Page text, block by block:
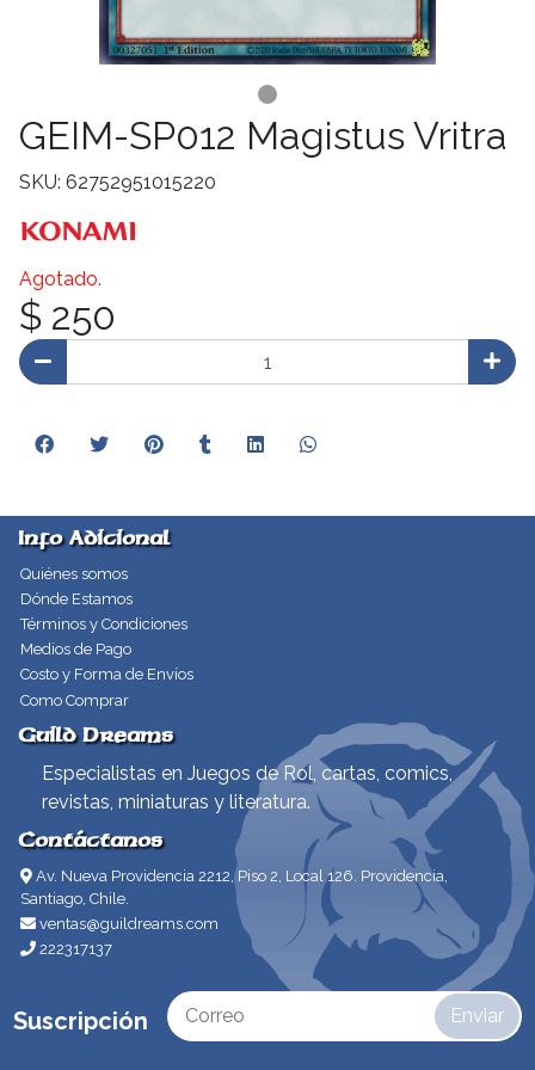
GEIM-SP012 Magistus Vritra
SKU: 62752951015220
Agotado.
$ 250
Info Adicional
Quiénes somos
Dónde Estamos
Términos y Condiciones
Medios de Pago
Costo y Forma de Envíos
Como Comprar
Guild Dreams
Especialistas en Juegos de Rol, cartas, comics,
revistas, miniaturas y literatura.
Contáctanos
Av. Nueva Providencia 2212, Piso 2, Local 126. Providencia,
Santiago, Chile.
ventas@guildreams.com
222317137
Suscripción Enviar